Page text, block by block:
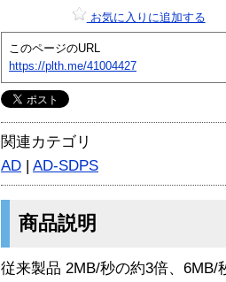
お気に入りに追加する
このページのURL
https://plth.me/41004427
関連カテゴリ
AD | AD-SDPS
商品説明
従来製品 2MB/秒の約3倍、